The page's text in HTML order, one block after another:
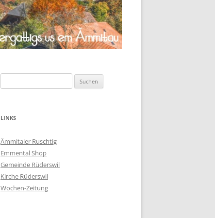
nach:
LINKS
Ämmitaler Ruschtig
Emmental Shop
Gemeinde Rüderswil
Kirche Rüderswil
Wochen-Zeitung